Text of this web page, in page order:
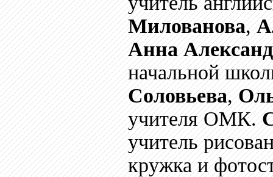
Милованова,
Анна
начальной
Соловьева,
учителя ОМК.
учитель
кружка и